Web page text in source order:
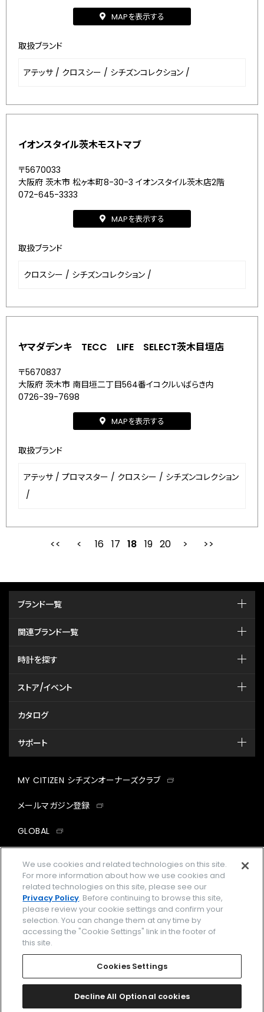
MAPを表示する
取扱ブランド
アテッサ / クロスシー / シチズンコレクション /
イオンスタイル茨木モストマブ
〒5670033
大阪府 茨木市 松ヶ本町8-30-3 イオンスタイル茨木店2階
072-645-3333
MAPを表示する
取扱ブランド
クロスシー / シチズンコレクション /
ヤマダデンキ TECC LIFE SELECT茨木目垣店
〒5670837
大阪府 茨木市 南目垣二丁目564番イコクルいばらき内
0726-39-7698
MAPを表示する
取扱ブランド
アテッサ / プロマスター / クロスシー / シチズンコレクション
/
最初 前
16 17 18 19 20
ブランド一覧
関連ブランド一覧
時計を探す
ストア/イベント
カタログ
サポート
MY CITIZEN シチズンオーナーズクラブ
メールマガジン登録
GLOBAL
facebookinstagramtwitter
企業情報 ご利用規約
プライバシーポリシー Cookies Settings
Amazon PayはAmazon.com, Inc.またはその関連会社の商標です。
We use cookies and related technologies on this site.
For more information about how we use cookies and
related technologies on this site, please see our
Privacy Policy. Before continuing to browse this site,
please review your cookie settings and confirm your
selection. You can change them at any time by
accessing the "Cookie Settings" link in the footer of
this site.
Cookies Settings
Decline All Optional cookies